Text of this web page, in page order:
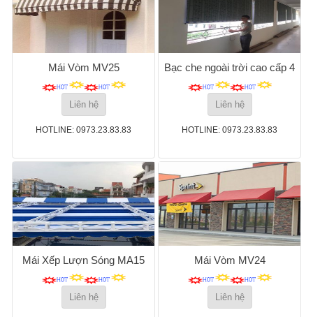
Mái Vòm MV25
Liên hệ
HOTLINE: 0973.23.83.83
Bạc che ngoài trời cao cấp 4
Liên hệ
HOTLINE: 0973.23.83.83
Mái Xếp Lượn Sóng MA15
Liên hệ
Mái Vòm MV24
Liên hệ